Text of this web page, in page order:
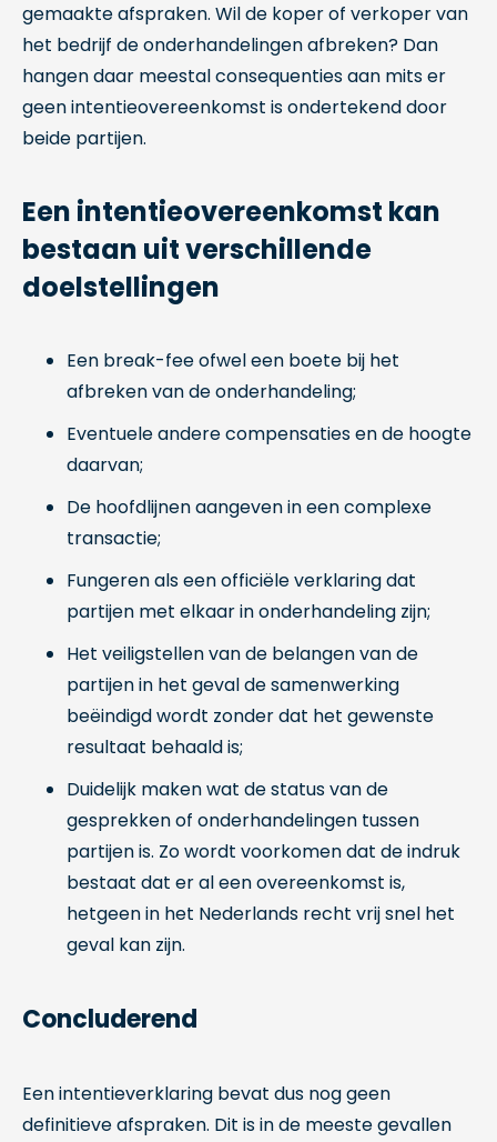
gemaakte afspraken. Wil de koper of verkoper van
het bedrijf de onderhandelingen afbreken? Dan
hangen daar meestal consequenties aan mits er
geen intentieovereenkomst is ondertekend door
beide partijen.
Een intentieovereenkomst kan
bestaan uit verschillende
doelstellingen
Een break-fee ofwel een boete bij het
afbreken van de onderhandeling;
Eventuele andere compensaties en de hoogte
daarvan;
De hoofdlijnen aangeven in een complexe
transactie;
Fungeren als een officiële verklaring dat
partijen met elkaar in onderhandeling zijn;
Het veiligstellen van de belangen van de
partijen in het geval de samenwerking
beëindigd wordt zonder dat het gewenste
resultaat behaald is;
Duidelijk maken wat de status van de
gesprekken of onderhandelingen tussen
partijen is. Zo wordt voorkomen dat de indruk
bestaat dat er al een overeenkomst is,
hetgeen in het Nederlands recht vrij snel het
geval kan zijn.
Concluderend
Een intentieverklaring bevat dus nog geen
definitieve afspraken. Dit is in de meeste gevallen